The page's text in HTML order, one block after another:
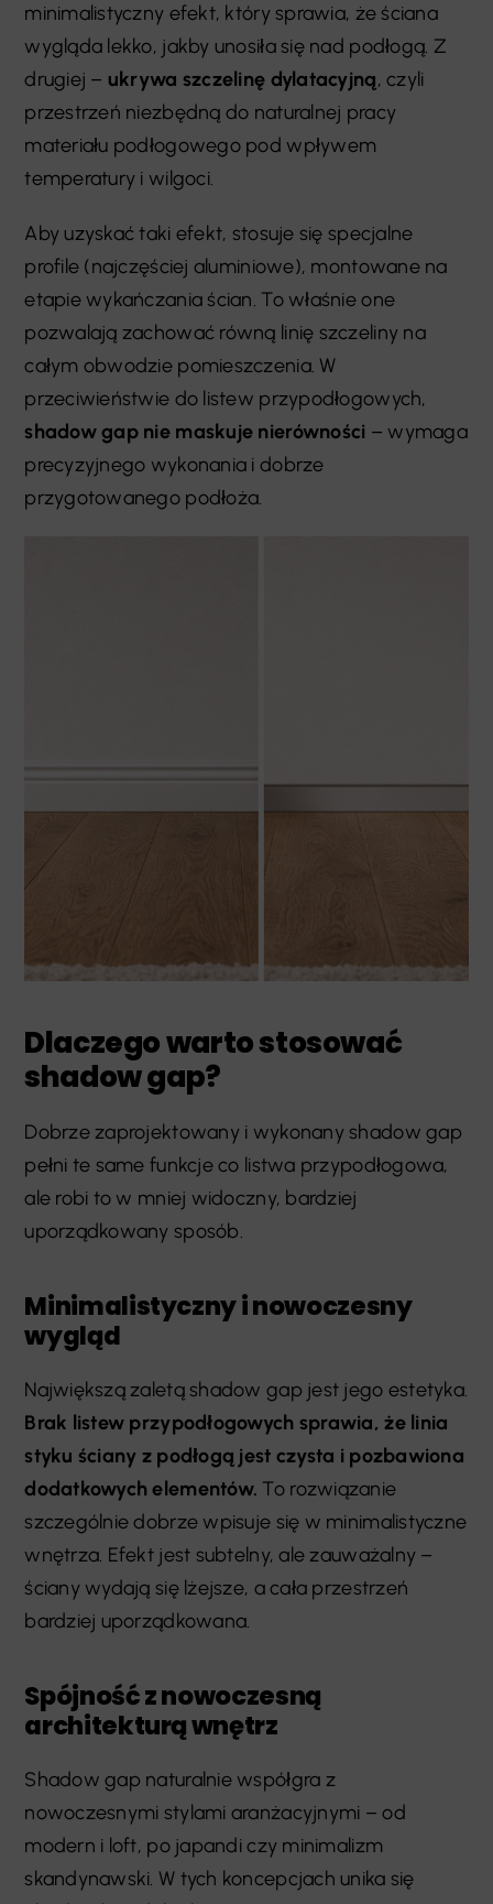
minimalistyczny efekt, który sprawia, że ściana
wygląda lekko, jakby unosiła się nad podłogą. Z
drugiej – ukrywa szczelinę dylatacyjną, czyli
przestrzeń niezbędną do naturalnej pracy
materiału podłogowego pod wpływem
temperatury i wilgoci.
Aby uzyskać taki efekt, stosuje się specjalne
profile (najczęściej aluminiowe), montowane na
etapie wykańczania ścian. To właśnie one
pozwalają zachować równą linię szczeliny na
całym obwodzie pomieszczenia. W
przeciwieństwie do listew przypodłogowych,
shadow gap nie maskuje nierówności – wymaga
precyzyjnego wykonania i dobrze
przygotowanego podłoża.
Dlaczego warto stosować
shadow gap?
Dobrze zaprojektowany i wykonany shadow gap
pełni te same funkcje co listwa przypodłogowa,
ale robi to w mniej widoczny, bardziej
uporządkowany sposób.
Minimalistyczny i nowoczesny
wygląd
Największą zaletą shadow gap jest jego estetyka.
Brak listew przypodłogowych sprawia, że linia
styku ściany z podłogą jest czysta i pozbawiona
dodatkowych elementów. To rozwiązanie
szczególnie dobrze wpisuje się w minimalistyczne
wnętrza. Efekt jest subtelny, ale zauważalny –
ściany wydają się lżejsze, a cała przestrzeń
bardziej uporządkowana.
Spójność z nowoczesną
architekturą wnętrz
Shadow gap naturalnie współgra z
nowoczesnymi stylami aranżacyjnymi – od
modern i loft, po japandi czy minimalizm
skandynawski. W tych koncepcjach unika się